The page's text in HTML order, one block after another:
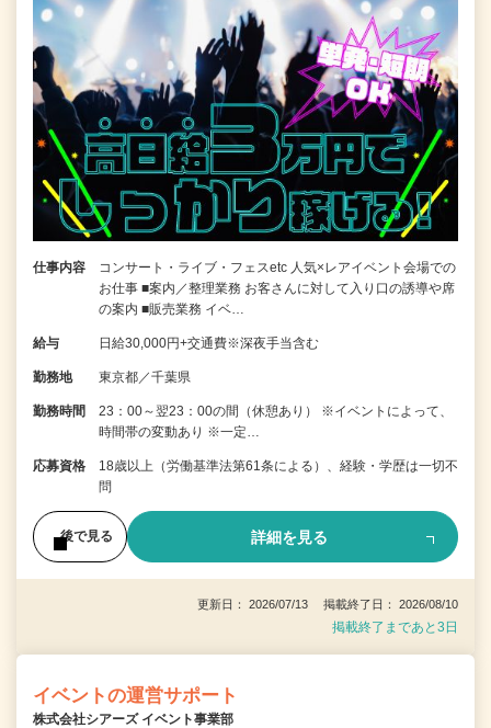
仕事内容
コンサート・ライブ・フェスetc 人気×レアイベント会場での
お仕事 ■案内／整理業務 お客さんに対して入り口の誘導や席
の案内 ■販売業務 イベ…
給与 日給30,000円+交通費※深夜手当含む
勤務地 東京都／千葉県
勤務時間
23：00～翌23：00の間（休憩あり） ※イベントによって、
時間帯の変動あり ※一定…
応募資格
18歳以上（労働基準法第61条による）、経験・学歴は一切不
問
後で見る 詳細を見る
更新日： 2026/07/13 掲載終了日： 2026/08/10
掲載終了まであと3日
イベントの運営サポート
株式会社シアーズ イベント事業部